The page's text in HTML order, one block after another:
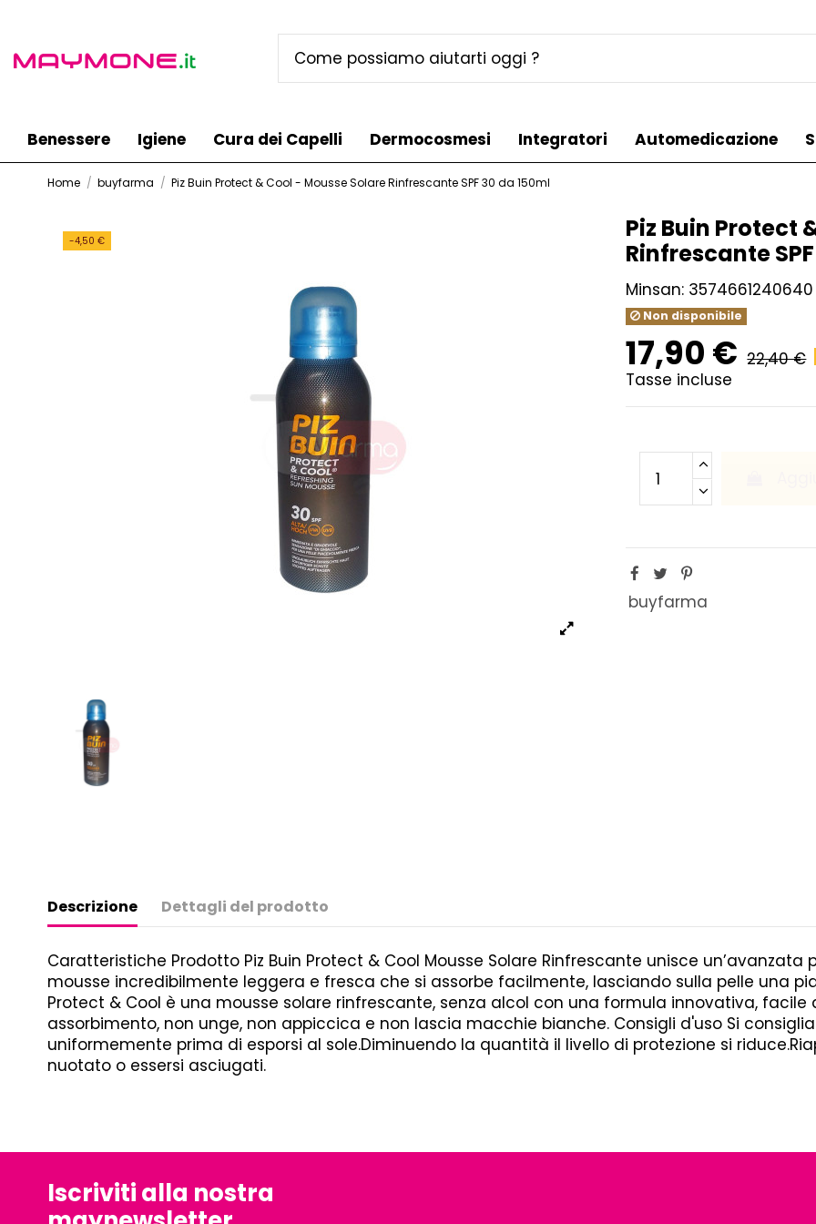
Benessere Igiene Cura dei Capelli Dermocosmesi Integratori Automedicazione
Home buyfarma Piz Buin Protect & Cool - Mousse Solare Rinfrescante SPF 30 da 150ml
-4,50 €
Piz Buin Protect
Rinfrescante
Minsan: 3574661240640
Non disponibile
17,90 € 22,40 €
Tasse incluse
buyfarma
Descrizione Dettagli del prodotto
Caratteristiche Prodotto Piz Buin Protect & Cool Mousse Solare Rinfrescante unisce un’avanzata
mousse incredibilmente leggera e fresca che si assorbe facilmente, lasciando sulla pelle una
Protect & Cool è una mousse solare rinfrescante, senza alcol con una formula innovativa,
assorbimento, non unge, non appiccica e non lascia macchie bianche. Consigli d'uso Si
uniformemente prima di esporsi al sole.Diminuendo la quantità il livello di protezione si
nuotato o essersi asciugati.
Iscriviti alla nostra